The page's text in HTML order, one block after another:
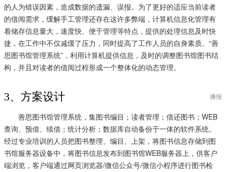
的人为错误因素，造成数据的遗漏、误报。为了更好的适应当前读者
的借阅需求，缓解手工管理还存在这许多弊端，计算机信息化管理有
着储存信息量大，速度快、便于管理等特点，提供的处理信息及时快
捷，在工作中不仅减缓了压力，同时提高了工作人员的自身素质。“善
思图书馆管理系统”，利用计算机提供信息，及时的调整图书馆图书结
构，并且对读者的借阅过程形成一个整体化的动态管理。
3、方案设计 播报
善思图书馆管理系统，集图书编目；读者管理；借还图书；WEB
查询、预借、续借；统计分析；数据库自动备份于一体的软件系统。
经过专业培训的人员把图书整理、编目、上架，将图书信息存储到图
书馆服务器设备中，将图书信息发布到图书馆WEB服务器上，供客户
端浏览，客户端通过网页浏览器/微信公众号/微信小程序进行图书检